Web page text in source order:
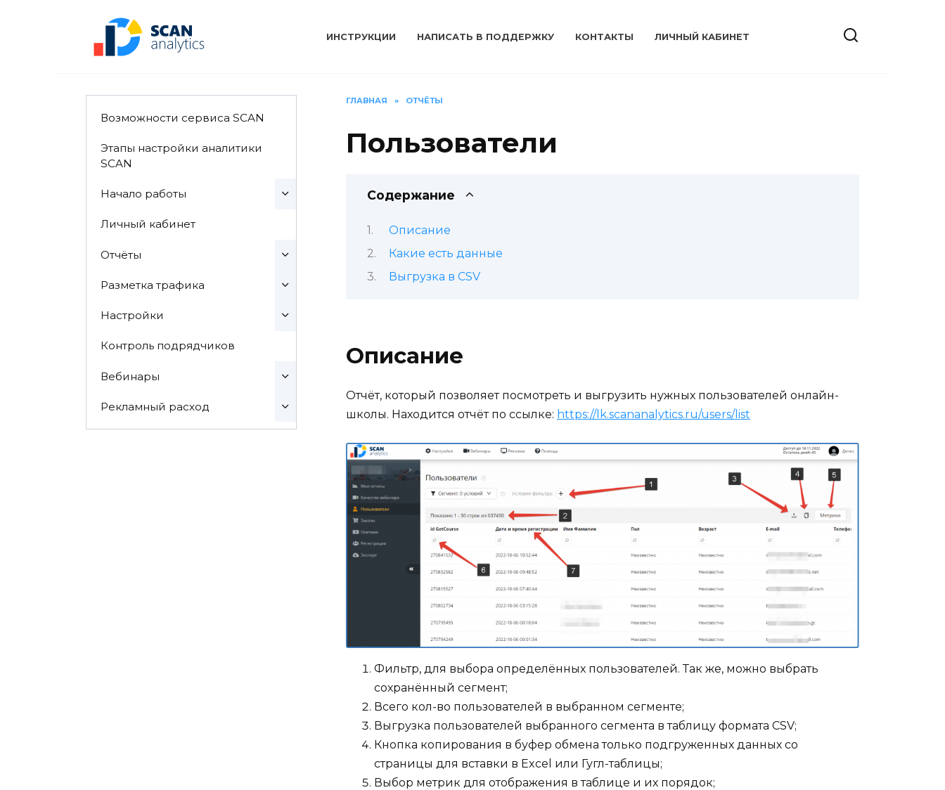
ИНСТРУКЦИИ НАПИСАТЬ В ПОДДЕРЖКУ КОНТАКТЫ ЛИЧНЫЙ КАБИНЕТ
ГЛАВНАЯ » ОТЧЁТЫ
Пользователи
Содержание
Описание
Какие есть данные
Выгрузка в CSV
Описание
Отчёт, который позволяет посмотреть и выгрузить нужных пользователей онлайн-
школы. Находится отчёт по ссылке: https://lk.scananalytics.ru/users/list
Фильтр, для выбора определённых пользователей. Так же, можно выбрать
сохранённый сегмент;
Всего кол-во пользователей в выбранном сегменте;
Выгрузка пользователей выбранного сегмента в таблицу формата CSV;
Кнопка копирования в буфер обмена только подгруженных данных со
страницы для вставки в Excel или Гугл-таблицы;
Выбор метрик для отображения в таблице и их порядок;
Возможности сервиса SCAN
Этапы настройки аналитики
SCAN
Начало работы
Личный кабинет
Отчёты
Разметка трафика
Настройки
Контроль подрядчиков
Вебинары
Рекламный расход